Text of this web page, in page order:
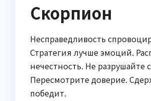
Скорпион
Несправедливость
Стратегия лучше эмоций.
нечестность. Не разрушайте
Пересмотрите доверие.
победит.